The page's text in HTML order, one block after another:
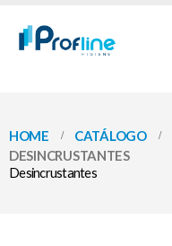
HOME CATÁLOGO
DESINCRUSTANTES
Desincrustantes